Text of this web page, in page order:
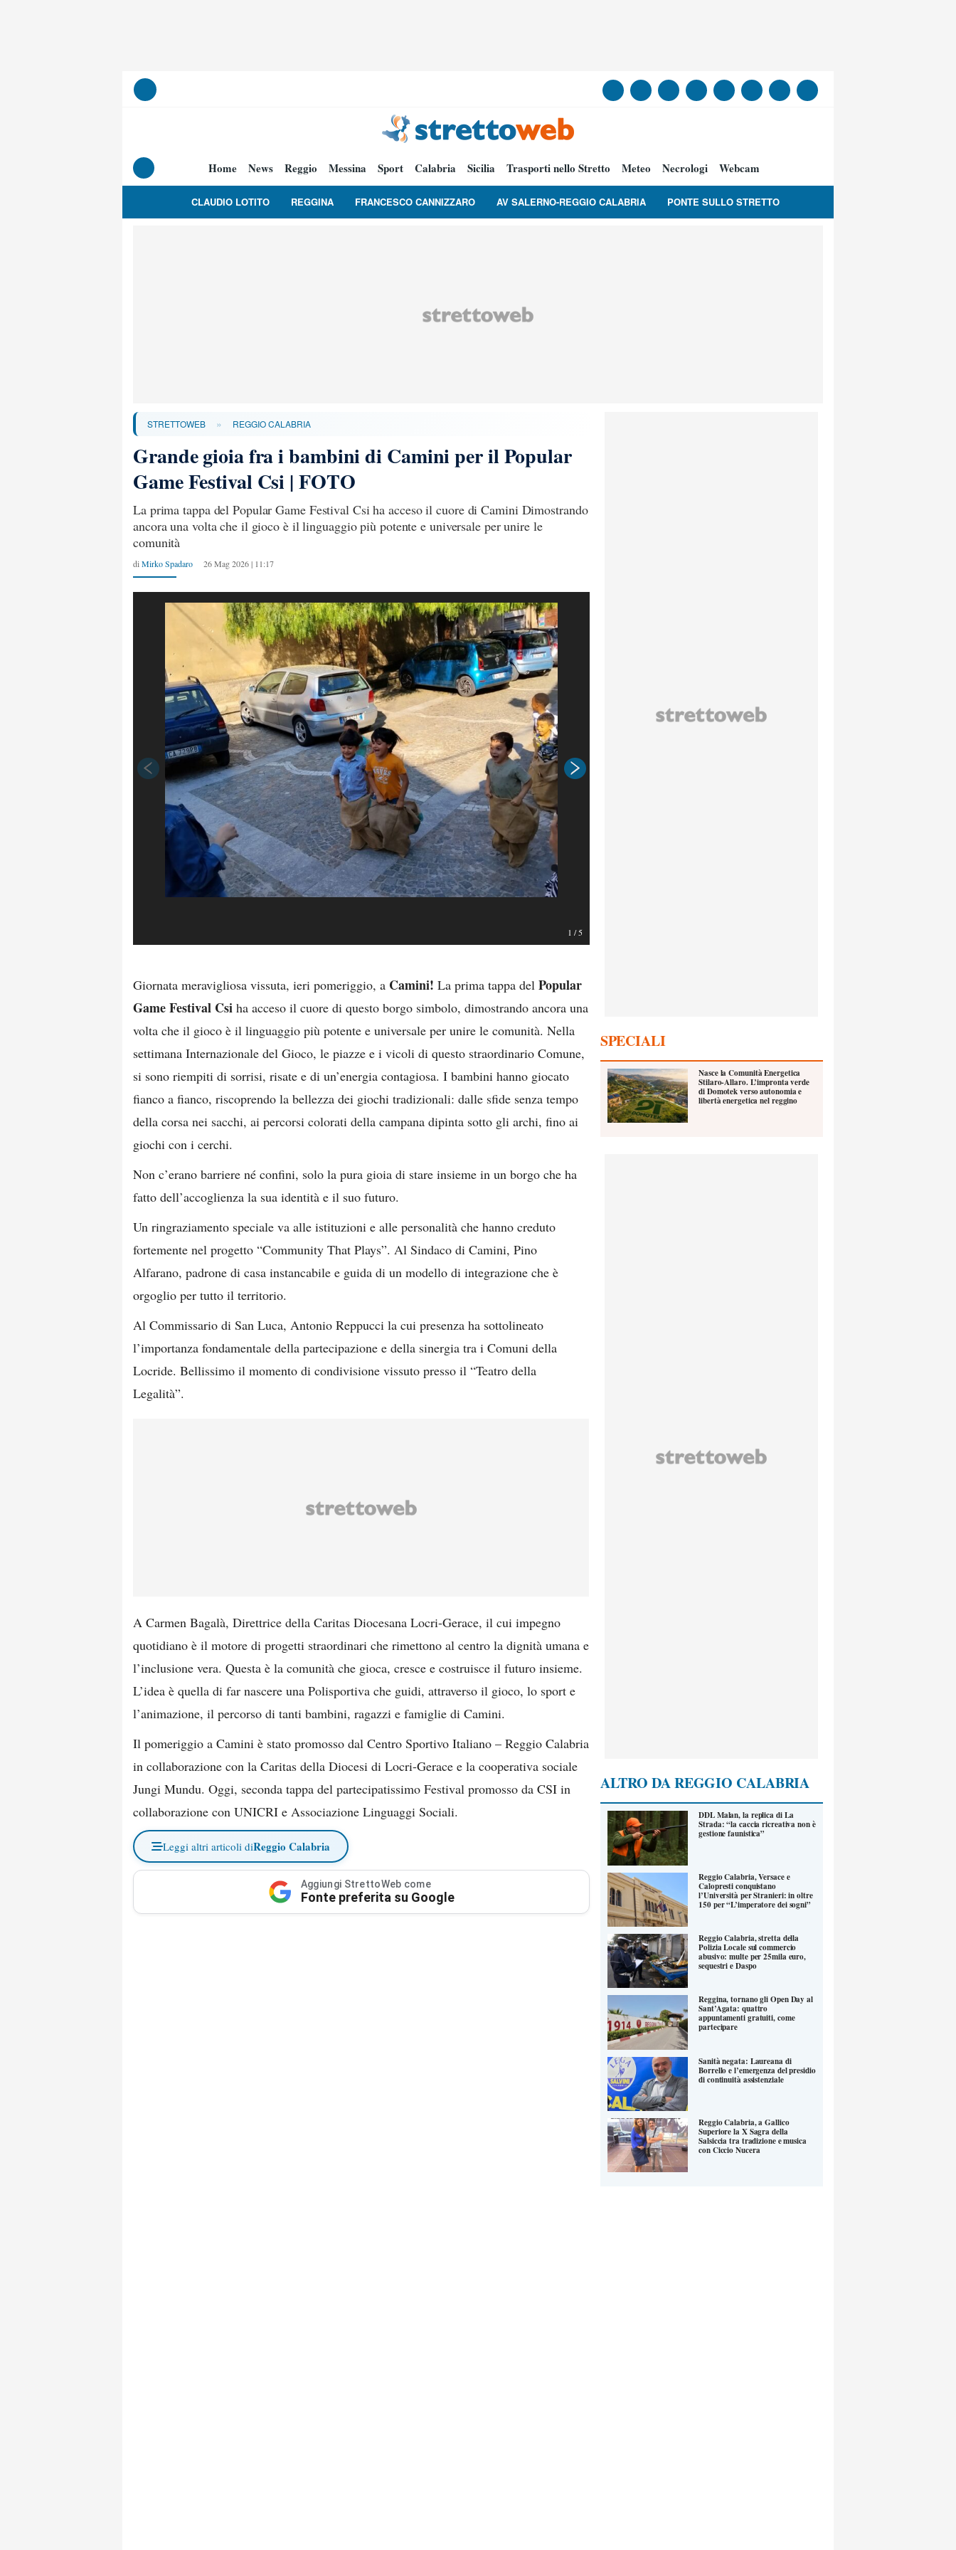
Home News Reggio Messina Sport Calabria Sicilia Trasporti nello Stretto Meteo Necrologi Webcam
CLAUDIO LOTITO REGGINA FRANCESCO CANNIZZARO AV SALERNO-REGGIO CALABRIA PONTE SULLO STRETTO
STRETTOWEB » REGGIO CALABRIA
Grande gioia fra i bambini di Camini per il Popular
Game Festival Csi | FOTO
La prima tappa del Popular Game Festival Csi ha acceso il cuore di Camini Dimostrando
ancora una volta che il gioco è il linguaggio più potente e universale per unire le
comunità
di Mirko Spadaro 26 Mag 2026 | 11:17
1 /5
Giornata meravigliosa vissuta, ieri pomeriggio, a Camini! La prima tappa del Popular
Game Festival Csi ha acceso il cuore di questo borgo simbolo, dimostrando ancora una
volta che il gioco è il linguaggio più potente e universale per unire le comunità. Nella
settimana Internazionale del Gioco, le piazze e i vicoli di questo straordinario Comune,
si sono riempiti di sorrisi, risate e di un’energia contagiosa. I bambini hanno giocato
fianco a fianco, riscoprendo la bellezza dei giochi tradizionali: dalle sfide senza tempo
della corsa nei sacchi, ai percorsi colorati della campana dipinta sotto gli archi, fino ai
giochi con i cerchi.
Non c’erano barriere né confini, solo la pura gioia di stare insieme in un borgo che ha
fatto dell’accoglienza la sua identità e il suo futuro.
Un ringraziamento speciale va alle istituzioni e alle personalità che hanno creduto
fortemente nel progetto “Community That Plays”. Al Sindaco di Camini, Pino
Alfarano, padrone di casa instancabile e guida di un modello di integrazione che è
orgoglio per tutto il territorio.
Al Commissario di San Luca, Antonio Reppucci la cui presenza ha sottolineato
l’importanza fondamentale della partecipazione e della sinergia tra i Comuni della
Locride. Bellissimo il momento di condivisione vissuto presso il “Teatro della
Legalità”.
A Carmen Bagalà, Direttrice della Caritas Diocesana Locri-Gerace, il cui impegno
quotidiano è il motore di progetti straordinari che rimettono al centro la dignità umana e
l’inclusione vera. Questa è la comunità che gioca, cresce e costruisce il futuro insieme.
L’idea è quella di far nascere una Polisportiva che guidi, attraverso il gioco, lo sport e
l’animazione, il percorso di tanti bambini, ragazzi e famiglie di Camini.
Il pomeriggio a Camini è stato promosso dal Centro Sportivo Italiano – Reggio Calabria
in collaborazione con la Caritas della Diocesi di Locri-Gerace e la cooperativa sociale
Jungi Mundu. Oggi, seconda tappa del partecipatissimo Festival promosso da CSI in
collaborazione con UNICRI e Associazione Linguaggi Sociali.
Leggi altri articoli diReggio Calabria
Aggiungi StrettoWeb come
Fonte preferita su Google
SPECIALI
Nasce la Comunità Energetica
Stilaro-Allaro. L’impronta verde
di Domotek verso autonomia e
libertà energetica nel reggino
ALTRO DA REGGIO CALABRIA
DDL Malan, la replica di La
Strada: “la caccia ricreativa non è
gestione faunistica”
Reggio Calabria, Versace e
Calopresti conquistano
l’Università per Stranieri: in oltre
150 per “L’imperatore dei sogni”
Reggio Calabria, stretta della
Polizia Locale sul commercio
abusivo: multe per 25mila euro,
sequestri e Daspo
Reggina, tornano gli Open Day al
Sant’Agata: quattro
appuntamenti gratuiti, come
partecipare
Sanità negata: Laureana di
Borrello e l’emergenza del presidio
di continuità assistenziale
Reggio Calabria, a Gallico
Superiore la X Sagra della
Salsiccia tra tradizione e musica
con Ciccio Nucera